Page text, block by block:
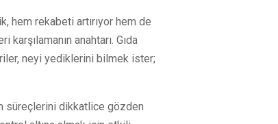
hem rekabeti artırıyor hem de
anahtarı. Gıda
neyi yediklerini bilmek ister;
süreçlerini dikkatlice gözden